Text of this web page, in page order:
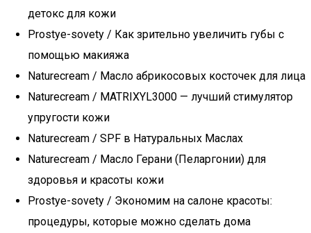
детокс для кожи
Prostye-sovety / Как зрительно увеличить губы с
помощью макияжа
Naturecream / Масло абрикосовых косточек для лица
Naturecream / MATRIXYL3000 — лучший стимулятор
упругости кожи
Naturecream / SPF в Натуральных Маслах
Naturecream / Масло Герани (Пеларгонии) для
здоровья и красоты кожи
Prostye-sovety / Экономим на салоне красоты:
процедуры, которые можно сделать дома